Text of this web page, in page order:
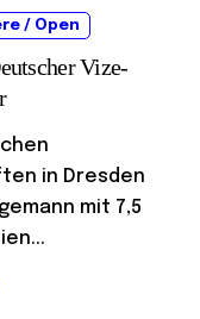
/ Open
Vize-
in Dresden
mit 7,5